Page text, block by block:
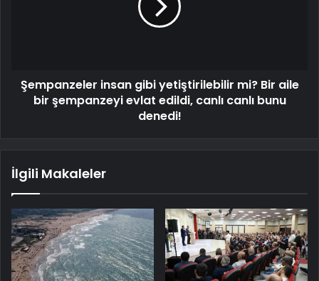
Şempanzeler insan gibi yetiştirilebilir mi? Bir aile
bir şempanzeyi evlat edildi, canlı canlı bunu
denedi!
İlgili Makaleler